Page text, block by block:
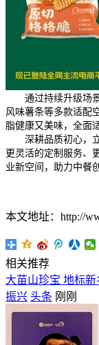
通过持续升级场
风味薯条等多款适配
脂健康又美味，全面
深耕品质初心，
更灵活的定制服务、
业新空间，助力中餐
本文地址：http://
相关推荐
大苗山珍宝 地标
振兴 头条 刚刚